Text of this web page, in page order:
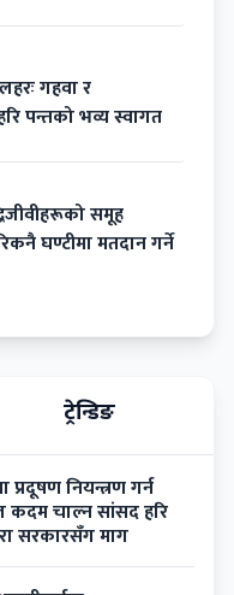
गहवा र
पन्तको भव्य स्वागत
समूह
घण्टीमा मतदान गर्ने
ट्रेन्डिङ
प्रदूषण नियन्त्रण गर्न
कदम चाल्न सांसद हरि
सरकारसँग माग